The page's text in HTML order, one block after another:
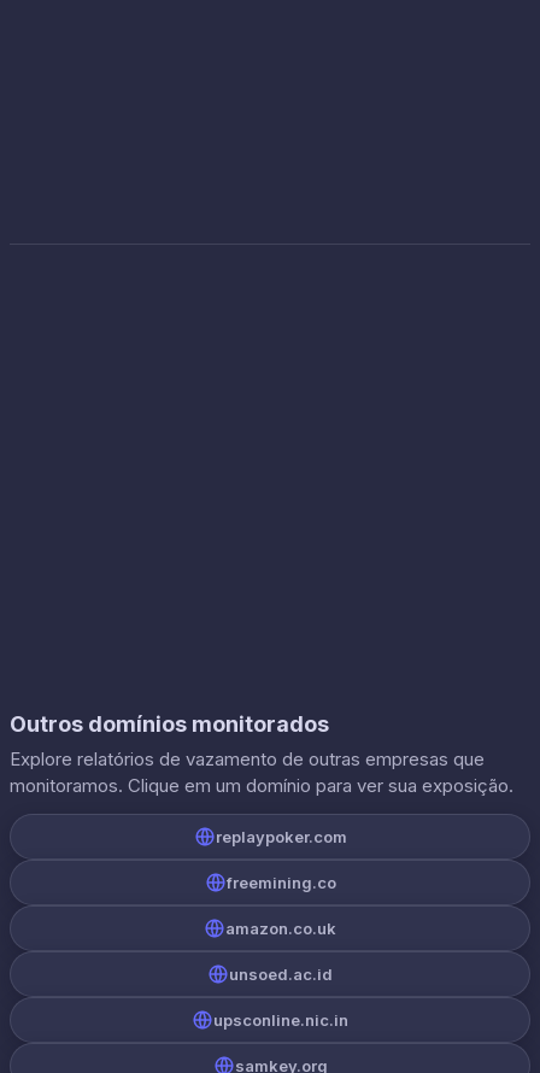
Outros domínios monitorados
Explore relatórios de vazamento de outras empresas que
monitoramos. Clique em um domínio para ver sua exposição.
replaypoker.com
freemining.co
amazon.co.uk
unsoed.ac.id
upsconline.nic.in
samkey.org